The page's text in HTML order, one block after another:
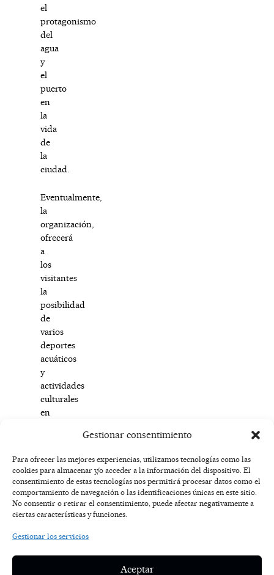
Gestionar consentimiento
Para ofrecer las mejores experiencias, utilizamos tecnologías como las
cookies para almacenar y/o acceder a la información del dispositivo. El
consentimiento de estas tecnologías nos permitirá procesar datos como el
comportamiento de navegación o las identificaciones únicas en este sitio.
No consentir o retirar el consentimiento, puede afectar negativamente a
ciertas características y funciones.
Gestionar los servicios
Aceptar
el
protagonismo
del
agua
y
el
puerto
en
la
vida
de
la
ciudad.
Eventualmente,
la
organización,
ofrecerá
a
los
visitantes
la
posibilidad
de
varios
deportes
acuáticos
y
actividades
culturales
en
F
a
c
e
-
f
I
n
s
t
m
X
-
t
w
r
Y
o
u
t
T
i
k
t
AVISO